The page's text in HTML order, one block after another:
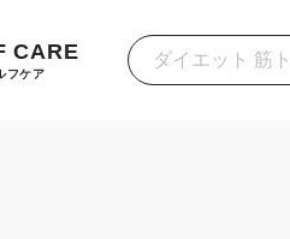
CARE
フケア